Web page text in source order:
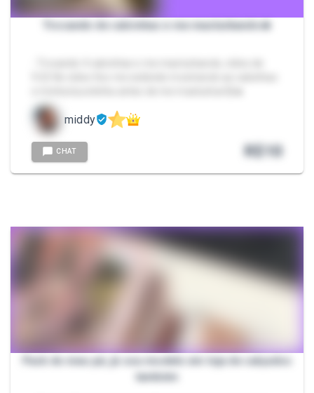
Trocando de calcinhas e me masturbando🔥
middy
CHAT R$10
Pack do meu pé, já sou modelo em loja de calçados
também